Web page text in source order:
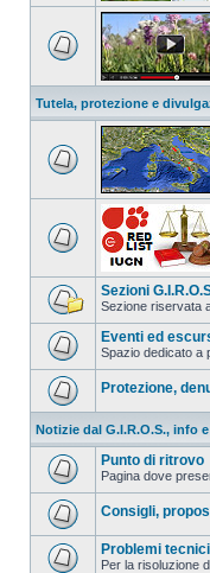
Tutela, protezione e
Sezioni
Sezione riservata
Eventi ed
Spazio dedicato a
Protezione,
Notizie dal G.I.R.O.S., info
Punto di ritrovo
Pagina dove
Consigli,
Problemi tecnici
Per la risoluzione